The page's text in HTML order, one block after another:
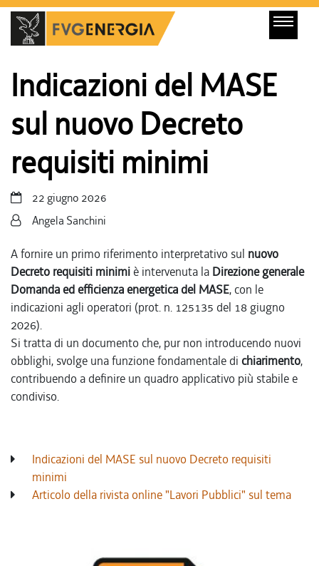
Indicazioni del MASE
sul nuovo Decreto
requisiti minimi
22 giugno 2026
Angela Sanchini
A fornire un primo riferimento interpretativo sul nuovo
Decreto requisiti minimiè intervenuta la Direzione generale
Domanda ed efficienza energetica del MASE, con le
indicazioni agli operatori (prot. n. 125135 del 18 giugno
2026).
Si tratta di un documento che, pur non introducendo nuovi
obblighi, svolge una funzione fondamentale di chiarimento,
contribuendo a definire un quadro applicativo più stabile e
condiviso.
Indicazioni del MASE sul nuovo Decreto requisiti
minimi
Articolo della rivista online "Lavori Pubblici" sul tema